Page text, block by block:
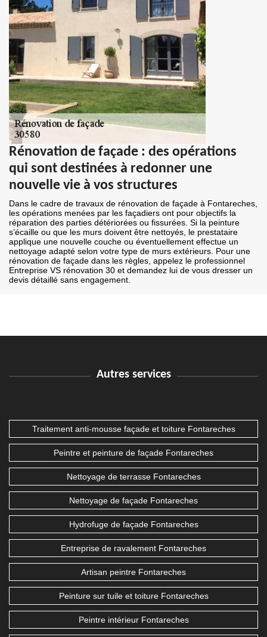
Rénovation de façade : des opérations
qui sont destinées à redonner une
nouvelle vie à vos structures
Dans le cadre de travaux de rénovation de façade à Fontareches,
les opérations menées par les façadiers ont pour objectifs la
réparation des parties détériorées ou fissurées. Si la peinture
s’écaille ou que les murs doivent être nettoyés, le prestataire
applique une nouvelle couche ou éventuellement effectue un
nettoyage adapté selon votre type de murs extérieurs. Pour une
rénovation de façade dans les règles, appelez le professionnel
Entreprise VS rénovation 30 et demandez lui de vous dresser un
devis détaillé sans engagement.
Autres services
Traitement anti-mousse façade et toiture Fontareches
Peintre et peinture de façade Fontareches
Nettoyage de terrasse Fontareches
Nettoyage de façade Fontareches
Hydrofuge de façade Fontareches
Entreprise de ravalement Fontareches
Artisan peintre Fontareches
Peinture sur tuile et toiture Fontareches
Peintre intérieur Fontareches